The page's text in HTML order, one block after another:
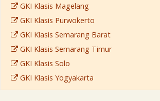
GKI Klasis Magelang
GKI Klasis Purwokerto
GKI Klasis Semarang Barat
GKI Klasis Semarang Timur
GKI Klasis Solo
GKI Klasis Yogyakarta